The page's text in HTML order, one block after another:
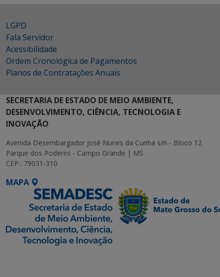
LGPD
Fala Servidor
Acessibilidade
Ordem Cronológica de Pagamentos
Planos de Contratações Anuais
SECRETARIA DE ESTADO DE MEIO AMBIENTE,
DESENVOLVIMENTO, CIÊNCIA, TECNOLOGIA E
INOVAÇÃO
Avenida Desembargador José Nunes da Cunha s/n - Bloco 12
Parque dos Poderes - Campo Grande | MS
CEP.: 79031-310
MAPA